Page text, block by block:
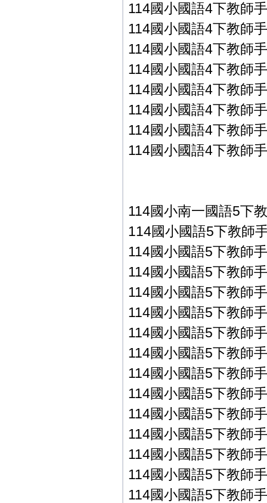
114國小國語4下教師
114國小國語4下教師
114國小國語4下教師
114國小國語4下教師
114國小國語4下教師
114國小國語4下教師
114國小國語4下教師
114國小國語4下教師
114國小南一國語5下
114國小國語5下教師
114國小國語5下教師
114國小國語5下教師
114國小國語5下教師
114國小國語5下教師
114國小國語5下教師
114國小國語5下教師
114國小國語5下教師
114國小國語5下教師
114國小國語5下教師
114國小國語5下教師
114國小國語5下教師
114國小國語5下教師
114國小國語5下教師